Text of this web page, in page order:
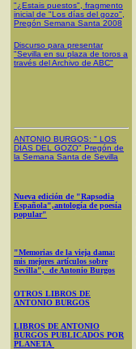
"¿Estais puestos", fragmento
inicial de "Los días del gozo",
Pregón Semana Santa 2008
Discurso para presentar
"Sevilla en su plaza de toros a
través del Archivo de ABC"
ANTONIO BURGOS: " LOS
DÍAS DEL GOZO" Pregón de
la Semana Santa de Sevilla
Nueva edición de "Rapsodia
Española",antología de poesía
popular"
"Memorias de la vieja dama:
mis mejores artículos sobre
Sevilla", de Antonio Burgos
OTROS LIBROS DE
ANTONIO BURGOS
LIBROS DE ANTONIO
BURGOS PUBLICADOS POR
PLANETA